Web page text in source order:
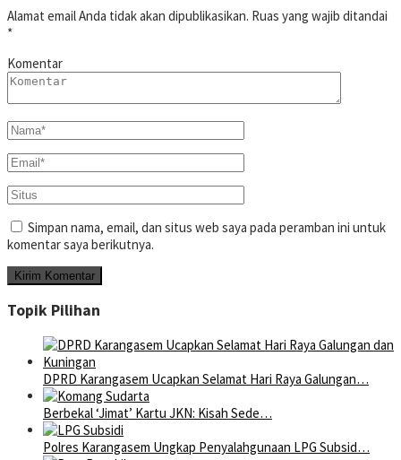
Alamat email Anda tidak akan dipublikasikan. Ruas yang wajib ditandai
*
Komentar
Simpan nama, email, dan situs web saya pada peramban ini untuk
komentar saya berikutnya.
Topik Pilihan
DPRD Karangasem Ucapkan Selamat Hari Raya Galungan…
Berbekal ‘Jimat’ Kartu JKN: Kisah Sede…
Polres Karangasem Ungkap Penyalahgunaan LPG Subsid…